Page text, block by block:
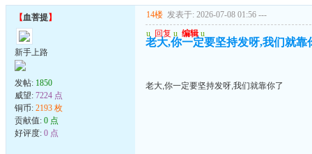
【血菩提】
新手上路
发帖: 1850
威望: 7224 点
铜币: 2193 枚
贡献值: 0 点
好评度: 0 点
14楼 发表于: 2026-07-08 01:56 ---
u 回复 u 编辑 u
老大,你一定要坚持发呀,我们就靠
老大,你一定要坚持发呀,我们就靠你了